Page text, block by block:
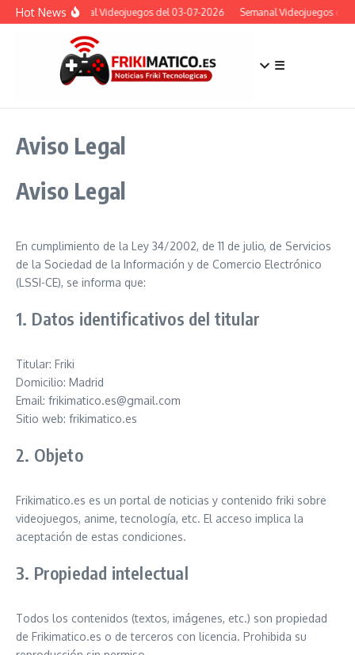
Saltar al contenido
Hot NewsSemanal Videojuegos del 03-07-2026 Semanal Videojuegos del
☰
Aviso Legal
Aviso Legal
En cumplimiento de la Ley 34/2002, de 11 de julio, de Servicios
de la Sociedad de la Información y de Comercio Electrónico
(LSSI-CE), se informa que:
1. Datos identificativos del titular
Titular: Friki
Domicilio: Madrid
Email: frikimatico.es@gmail.com
Sitio web: frikimatico.es
2. Objeto
Frikimatico.es es un portal de noticias y contenido friki sobre
videojuegos, anime, tecnología, etc. El acceso implica la
aceptación de estas condiciones.
3. Propiedad intelectual
Todos los contenidos (textos, imágenes, etc.) son propiedad
de Frikimatico.es o de terceros con licencia. Prohibida su